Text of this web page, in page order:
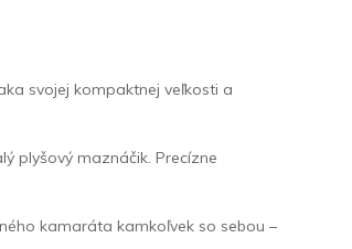
svojej kompaktnej veľkosti a
plyšový maznáčik. Precízne
kamaráta kamkoľvek so sebou –